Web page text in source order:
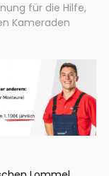
für die Hilfe,
Kameraden